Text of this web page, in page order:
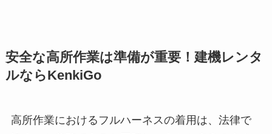
安全な高所作業は準備が重要！建機レンタ
ルならKenkiGo
高所作業におけるフルハーネスの着用は、法律で